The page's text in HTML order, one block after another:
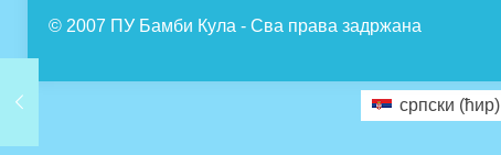
© 2007 ПУ Бамби Кула - Сва права задржана
српски (ћир)